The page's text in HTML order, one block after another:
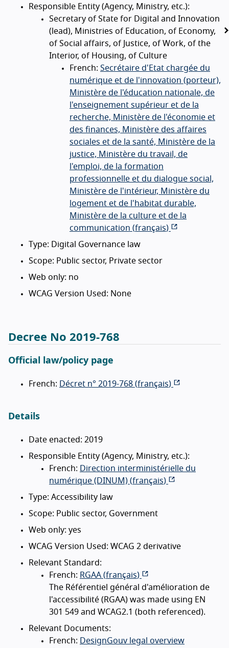
Responsible Entity (Agency, Ministry, etc.):
Secretary of State for Digital and Innovation
(lead), Ministries of Education, of Economy,
of Social affairs, of Justice, of Work, of the
Interior, of Housing, of Culture
French: Secrétaire d'Etat chargée du
numérique et de l'innovation (porteur),
Ministère de l'éducation nationale, de
l'enseignement supérieur et de la
recherche, Ministère de l'économie et
des finances, Ministère des affaires
sociales et de la santé, Ministère de la
justice, Ministère du travail, de
l'emploi, de la formation
professionnelle et du dialogue social,
Ministère de l'intérieur, Ministère du
logement et de l'habitat durable,
Ministère de la culture et de la
communication (français)
Type: Digital Governance law
Scope: Public sector, Private sector
Web only: no
WCAG Version Used: None
Decree No 2019-768
Official law/policy page
French: Décret n° 2019-768 (français)
Details
Date enacted: 2019
Responsible Entity (Agency, Ministry, etc.):
French:
Direction interministérielle du
numérique (DINUM) (français)
Type: Accessibility law
Scope: Public sector, Government
Web only: yes
WCAG Version Used: WCAG 2 derivative
Relevant Standard:
French: RGAA (français)
The Référentiel général d'amélioration de
l'accessibilité (RGAA) was made using EN
301 549 and WCAG2.1 (both referenced).
Relevant Documents:
French:
DesignGouv legal overview